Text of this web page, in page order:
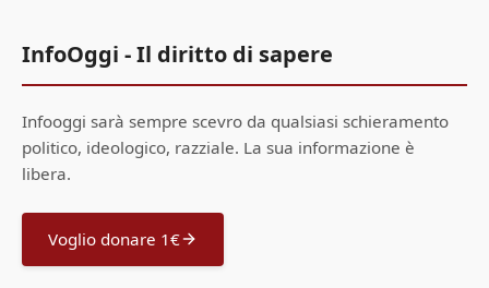
InfoOggi - Il diritto di sapere
Infooggi sarà sempre scevro da qualsiasi schieramento
politico, ideologico, razziale. La sua informazione è
libera.
Voglio donare 1€